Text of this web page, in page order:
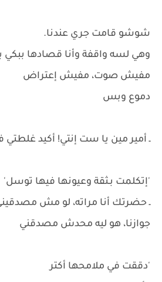
شوشو قامت جري عندنا.
وهي لسه واقفة وأنا قصادها
مفيش صوت، مفيش إعتراض
دموع وبس
ـ أمير مين يا ست إنتي! أكيد غلطتي
'إتكلمت بـثقة وعيونها فيها توسل'
ـ حضرتك أنا مراته، لو مش
جوازنا، هو ليه محدش مصدقني
'دققت في ملامحها أكتر